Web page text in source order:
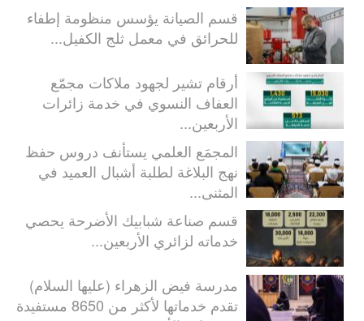
قسم الصيانة يؤسس منظومة إطفاء
للحرائق في معمل ثلج الكفيل...
أرقام تشير لجهود ملاكات مجمّع
العفاف النسوي في خدمة زائرات
الأربعين...
المجمَع العلمي يستأنف دروس حفظ
نهج البلاغة لطلبة أشبال العميد في
المثنى...
قسم صناعة شبابيك الأضرحة يحصي
خدماته لزائري الأربعين...
مدرسة فيض الزهراء (عليها السلام)
تقدم خدماتها لأكثر من 8650 مستفيدة